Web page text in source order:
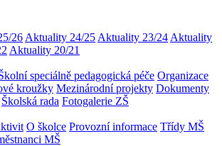
26 Aktuality 24/25 Aktuality 23/24 Aktuality
Aktuality 20/21
speciálně pedagogická péče Organizace
kroužky Mezinárodní projekty Dokumenty
Školská rada Fotogalerie ZŠ
O školce Provozní informace Třídy MŠ
MŠ